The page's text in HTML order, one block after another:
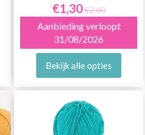
€1,30€2,60
Aanbieding verloopt
31/08/2026
Bekijk alle opties